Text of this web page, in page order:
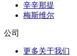
辛辛那提
梅斯维尔
公司
更多关于我们